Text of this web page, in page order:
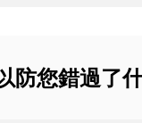
防您錯過了